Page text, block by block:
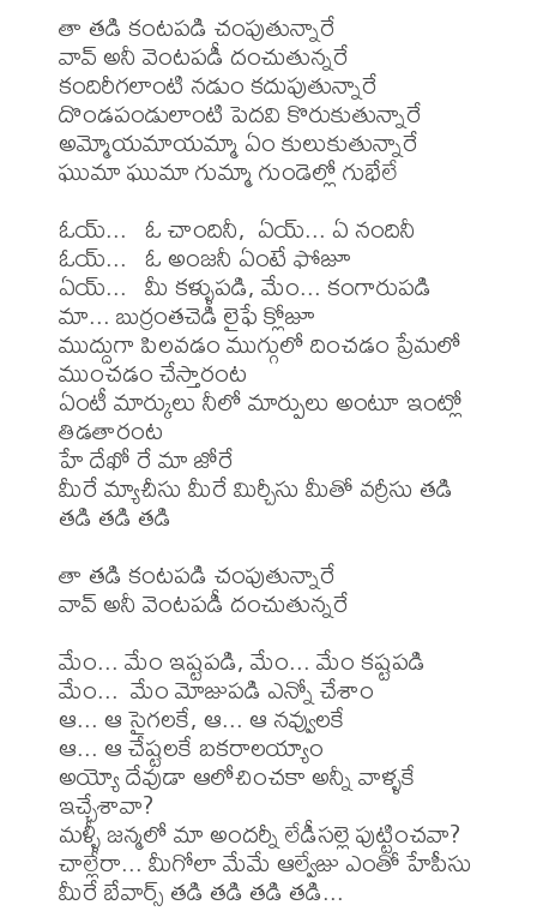
తా తడి కంటపడి చంపుతున్నారే
వావ్ అనీ వెంటపడీ దంచుతున్నరే
కందిరీగలాంటి నడుం కదుపుతున్నారే
దొండపండులాంటి పెదవి కొరుకుతున్నారే
అమ్మోయమాయమ్మా ఏం కులుకుతున్నారే
ఘుమా ఘుమా గుమ్మా గుండెల్లో గుభేలే
ఓయ్...   ఓ చాందినీ,  ఏయ్... ఏ నందినీ
ఓయ్...   ఓ అంజనీ ఏంటే ఫోజూ
ఏయ్...   మీ కళ్ళుపడి, మేం... కంగారుపడి
మా... బుర్రంతచెడి లైఫే క్లోజూ
ముద్దుగా పిలవడం ముగ్గులో దించడం ప్రేమలో
ముంచడం చేస్తారంట
ఏంటీ మార్కులు నీలో మార్పులు అంటూ ఇంట్లో
తిడతారంట
హే దేఖో రే మా జోరే
మీరే మ్యాచీసు మీరే మిర్చీసు మీతో వర్రీసు తడి
తడి తడి తడి
తా తడి కంటపడి చంపుతున్నారే
వావ్ అనీ వెంటపడీ దంచుతున్నరే
మేం... మేం ఇష్టపడి, మేం... మేం కష్టపడి
మేం...  మేం మోజుపడి ఎన్నో చేశాం
ఆ... ఆ సైగలకే, ఆ... ఆ నవ్వులకే
ఆ... ఆ చేష్టలకే బకరాలయ్యాం
అయ్యో దేవుడా ఆలోచించకా అన్నీ వాళ్ళకే
ఇచ్చేశావా?
మళ్ళీ జన్మలో మా అందర్నీ లేడీసల్లె పుట్టించవా?
చాల్లేరా... మీగోలా మేమే ఆల్వేజు ఎంతో హేపీసు
మీరే బేవార్స్ తడి తడి తడి తడి...